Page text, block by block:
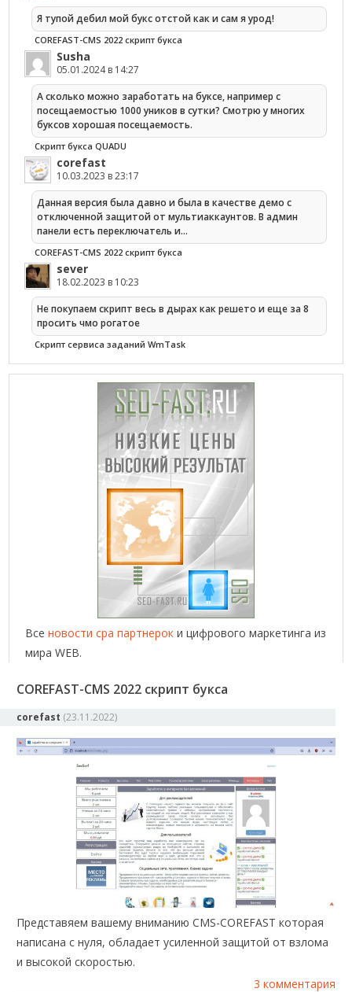
Я тупой дебил мой букс отстой как и сам я урод!
COREFAST-CMS 2022 скрипт букса
Susha
05.01.2024 в 14:27
А сколько можно заработать на буксе, например с
посещаемостью 1000 уников в сутки? Смотрю у многих
буксов хорошая посещаемость.
Скрипт букса QUADU
corefast
10.03.2023 в 23:17
Данная версия была давно и была в качестве демо с
отключенной защитой от мультиаккаунтов. В админ
панели есть переключатель и…
COREFAST-CMS 2022 скрипт букса
sever
18.02.2023 в 10:23
Не покупаем скрипт весь в дырах как решето и еще за 8
просить чмо рогатое
Cкрипт сервиса заданий WmTask
Всеновости cpa партнерок и цифрового маркетинга из
мира WEB.
COREFAST-CMS 2022 скрипт букса
corefast (23.11.2022)
Представяем вашему вниманию CMS-COREFAST которая
написана с нуля, обладает усиленной защитой от взлома
и высокой скоростью.
3 комментария